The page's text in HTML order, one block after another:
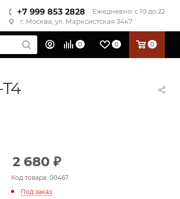
+7 999 853 2828
Ежедневно: с 10 до 22
г. Москва, ул. Марксистская 34к7
0 0 0
2 680 ₽
Код товара: 00467
Под заказ